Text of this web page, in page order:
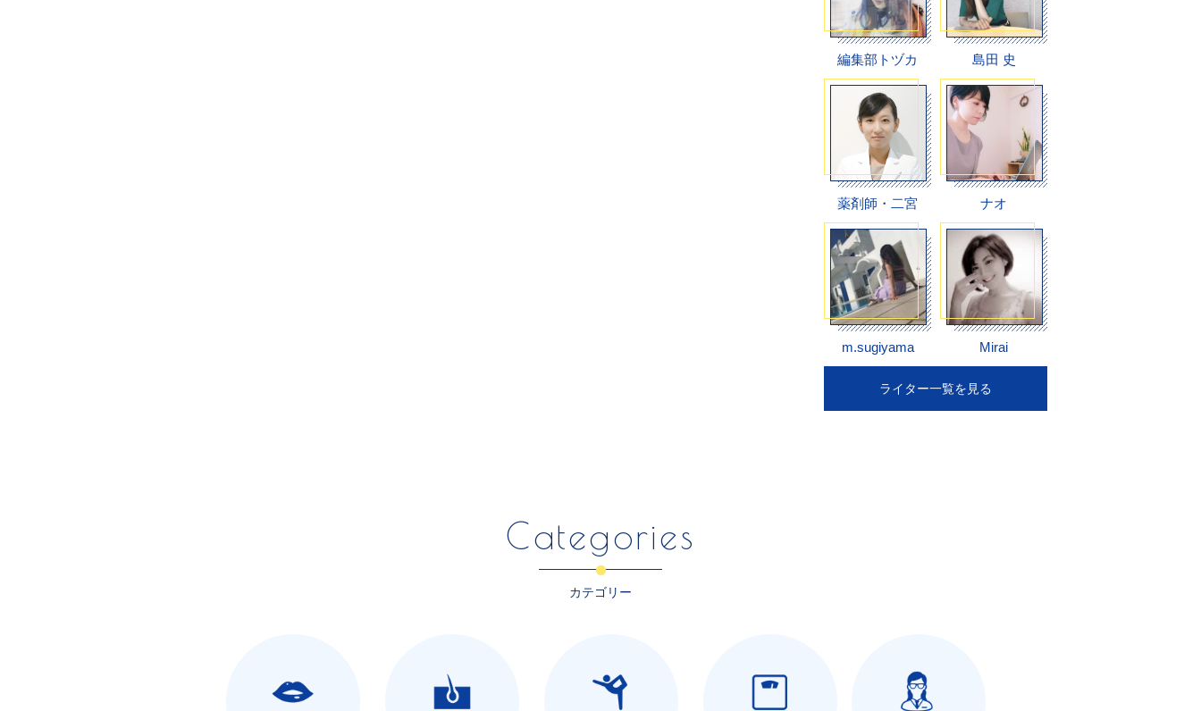
編集部トヅカ 島田 史
薬剤師・二宮 ナオ
m.sugiyama Mirai
ライター一覧を見る
Categories
カテゴリー